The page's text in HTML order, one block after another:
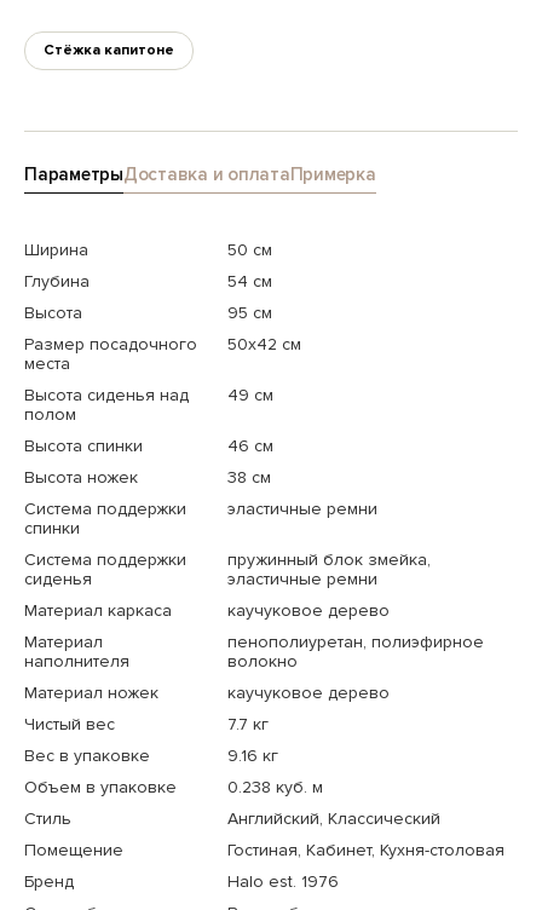
Стёжка капитоне
ПараметрыДоставка и оплатаПримерка
Ширина
50 см
Глубина
54 см
Высота
95 см
Размер посадочного
места
50x42 см
Высота сиденья над
полом
49 см
Высота спинки
46 см
Высота ножек
38 см
Система поддержки
спинки
эластичные ремни
Система поддержки
сиденья
пружинный блок змейка,
эластичные ремни
Материал каркаса
каучуковое дерево
Материал
наполнителя
пенополиуретан, полиэфирное
волокно
Материал ножек
каучуковое дерево
Чистый вес
7.7 кг
Вес в упаковке
9.16 кг
Объем в упаковке
0.238 куб. м
Стиль
Английский, Классический
Помещение
Гостиная, Кабинет, Кухня-столовая
Бренд
Halo est. 1976